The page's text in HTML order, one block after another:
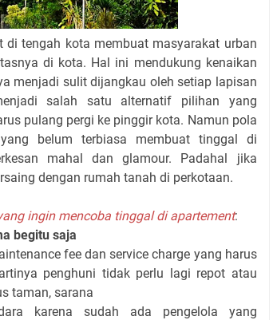
tengah kota membuat masyarakat urban
di kota. Hal ini mendukung kenaikan
menjadi sulit dijangkau oleh setiap lapisan
salah satu alternatif pilihan yang
pulang pergi ke pinggir kota. Namun pola
belum terbiasa membuat tinggal di
mahal dan glamour. Padahal jika
dengan rumah tanah di perkotaan.
ingin mencoba tinggal di apartement:
begitu saja
fee dan service charge yang harus
penghuni tidak perlu lagi repot atau
taman, sarana
karena sudah ada pengelola yang